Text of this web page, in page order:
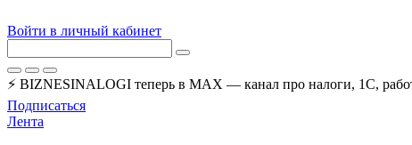
Войти в личный кабинет
⚡ BIZNESINALOGI теперь в MAX — канал про налоги, 1С,
Подписаться
Лента